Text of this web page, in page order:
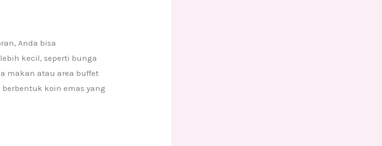
Anda bisa
kecil, seperti bunga
makan atau area buffet
koin emas yang